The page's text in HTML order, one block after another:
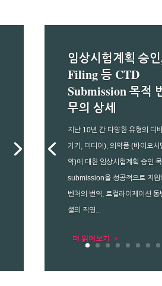
임상시험계획 승
Filing 등 CTD
Submission 목적
무의 상세
지난 10년 간 다양한 유형의 디
기기, 미디어), 의약품 (바이오시
약)에 대한 임상시험계획 승인
submission을 성공적으로 지원
벤처의 번역, 로컬라이제이션 동
셜의 직영...
더 읽어보기